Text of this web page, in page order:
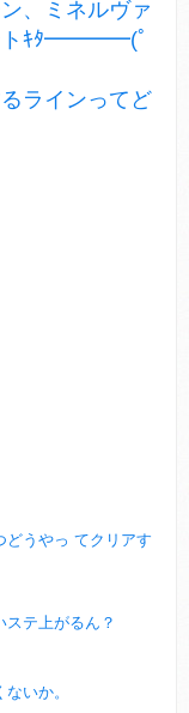
、ミネルヴァ
トｷﾀ━━━━(ﾟ
ラインってど
どうやっ てクリアす
ステ上がるん？
いか。